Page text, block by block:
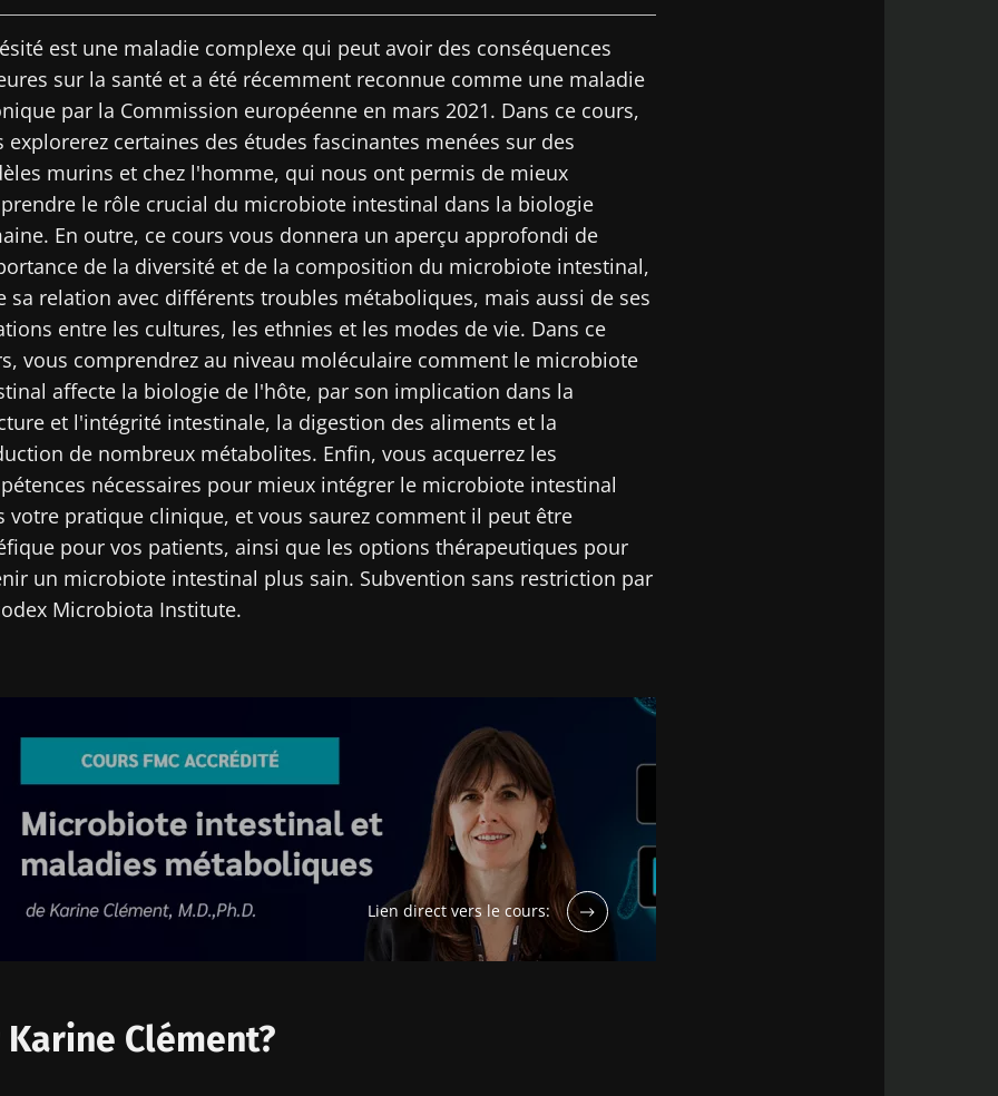
est une maladie complexe qui peut avoir des conséquences
sur la santé et a été récemment reconnue comme une maladie
par la Commission européenne en mars 2021. Dans ce cours,
explorerez certaines des études fascinantes menées sur des
murins et chez l'homme, qui nous ont permis de mieux
le rôle crucial du microbiote intestinal dans la biologie
En outre, ce cours vous donnera un aperçu approfondi de
de la diversité et de la composition du microbiote intestinal,
sa relation avec différents troubles métaboliques, mais aussi de ses
entre les cultures, les ethnies et les modes de vie. Dans ce
vous comprendrez au niveau moléculaire comment le microbiote
affecte la biologie de l'hôte, par son implication dans la
et l'intégrité intestinale, la digestion des aliments et la
de nombreux métabolites. Enfin, vous acquerrez les
nécessaires pour mieux intégrer le microbiote intestinal
votre pratique clinique, et vous saurez comment il peut être
pour vos patients, ainsi que les options thérapeutiques pour
un microbiote intestinal plus sain. Subvention sans restriction par
Microbiota Institute.
Lien direct vers le cours:
Clément?
point d'être redirigé et de quitter notre site web
le site Web du Biocodex Microbiota Institute
tenir informé
Microbiota des professionnels de santé et des
le "Microbiota Digest" et le "HCP Magazine" pour rester au
actualités sur le microbiote.
m'inscrire afin de recevoir d'autres actualités de Biocodex
lesCGUet lapolitique de protection des donnéesdu Biocodex
m'inscrire afin de recevoir d'autres actualités de Biocodex
lesCGUet lapolitique de protection des donnéesdu Biocodex
16/07/2026
Microbiote
Lire l'article
10/07/2026
Lire l'article